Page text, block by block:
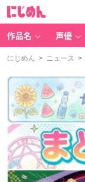
作品名 声優
にじめん > ニュース >